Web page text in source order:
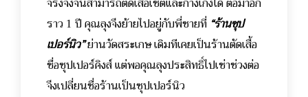
ราว 1 ปี คุณลุงจึงย้ายไปอยู่กับพี่ชายที่ “ร้านซุป
เปอร์นิว”ย่านวัดสระเกษ เดิมทีเคยเป็นร้านตัดเสื้อ
ชื่อซุปเปอร์คิงส์ แต่พอคุณลุงประสิทธิ์ไปเช่าช่วงต่อ
จึงเปลี่ยนชื่อร้านเป็นซุปเปอร์นิว